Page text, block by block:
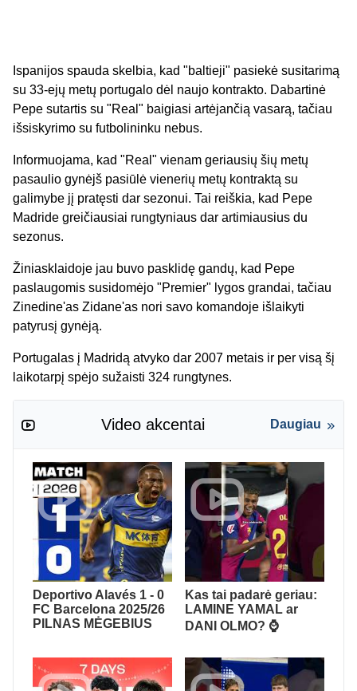
Ispanijos spauda skelbia, kad "baltieji" pasiekė susitarimą
su 33-ejų metų portugalo dėl naujo kontrakto. Dabartinė
Pepe sutartis su "Real" baigiasi artėjančią vasarą, tačiau
išsiskyrimo su futbolininku nebus.
Informuojama, kad "Real" vienam geriausių šių metų
pasaulio gynėjš pasiūlė vienerių metų kontraktą su
galimybe jį pratęsti dar sezonui. Tai reiškia, kad Pepe
Madride greičiausiai rungtyniaus dar artimiausius du
sezonus.
Žiniasklaidoje jau buvo pasklidę gandų, kad Pepe
paslaugomis susidomėjo "Premier" lygos grandai, tačiau
Zinedine'as Zidane'as nori savo komandoje išlaikyti
patyrusį gynėją.
Portugalas į Madridą atvyko dar 2007 metais ir per visą šį
laikotarpį spėjo sužaisti 324 rungtynes.
Video akcentai Daugiau
Deportivo Alavés 1 - 0
FC Barcelona 2025/26
PILNAS MĖGEBIUS
Kas tai padarė geriau:
LAMINE YAMAL ar
DANI OLMO? ⌚️